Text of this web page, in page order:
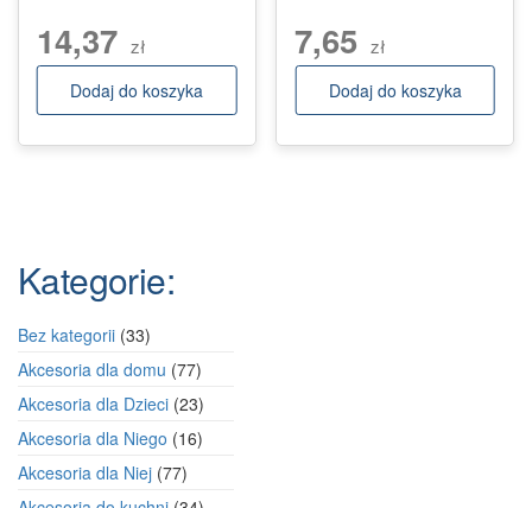
14,37 zł
Dodaj do koszyka
7,65 zł
Dodaj do koszyka
Kategorie:
Bez kategorii 3333
produkty
Akcesoria dla domu 7777
produktów
Akcesoria dla Dzieci 2323
produkty
Akcesoria dla Niego 1616
Akcesoria dla Niej 7777
produktów